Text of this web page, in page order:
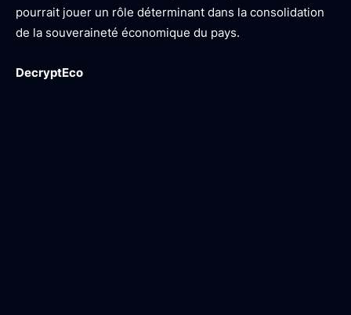
pourrait jouer un rôle déterminant dans la consolidation
de la souveraineté économique du pays.
DecryptEco